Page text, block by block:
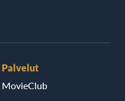
Palvelut
MovieClub